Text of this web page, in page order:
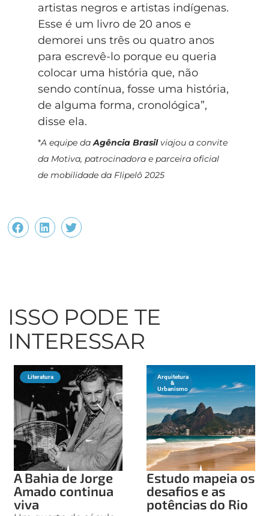
artistas negros e artistas indígenas.
Esse é um livro de 20 anos e
demorei uns três ou quatro anos
para escrevê-lo porque eu queria
colocar uma história que, não
sendo contínua, fosse uma história,
de alguma forma, cronológica”,
disse ela.
*A equipe daAgência Brasil viajou a convite
da Motiva, patrocinadora e parceira oficial
de mobilidade da Flipelô 2025
ISSO PODE TE
INTERESSAR
Literatura
A Bahia de Jorge
Amado continua
viva
Arquitetura
&
Urbanismo
Estudo mapeia os
desafios e as
potências do Rio